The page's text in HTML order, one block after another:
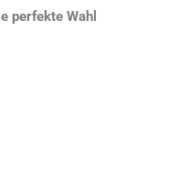
perfekte Wahl